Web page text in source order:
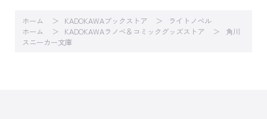
ホーム KADOKAWAブックストア
ライトノベル
ホーム
KADOKAWAラノベ＆コミックグッズストア
角川
スニーカー文庫